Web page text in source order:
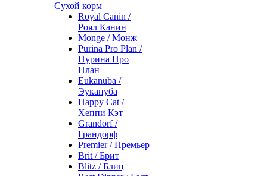
Сухой корм
Royal Canin /
Роял Канин
Monge / Монж
Purina Pro Plan /
Пурина Про
План
Eukanuba /
Эукануба
Happy Cat /
Хеппи Кэт
Grandorf /
Грандорф
Premier / Премьер
Brit / Брит
Blitz / Блиц